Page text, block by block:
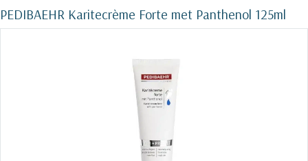
PEDIBAEHR Karitecrème Forte met Panthenol 125ml